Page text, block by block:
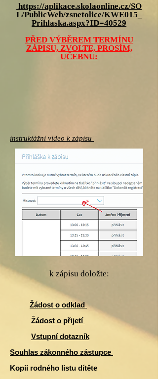
https://aplikace.skolaonline.cz/SO
L/PublicWeb/zsnetolice/KWE015_
Prihlaska.aspx?ID=40529
PŘED VÝBĚREM TERMÍNU
ZÁPISU, ZVOLTE, PROSÍM,
UČEBNU:
instruktážní video k zápisu
k zápisu doložte:
Žádost o odklad
Žádost o přijetí
Vstupní dotazník
Souhlas zákonného zástupce
Kopii rodného listu dítěte